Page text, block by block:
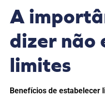
A
dizer não
limites
Benefícios de estabelecer